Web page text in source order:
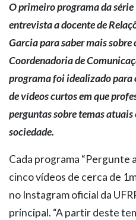
O primeiro programa da série
entrevista a docente de
Garcia para saber mais sobre
Coordenadoria de
programa foi idealizado para
de vídeos curtos em que
perguntas sobre temas atuais
sociedade.
Cada programa “Pergunte
cinco vídeos de cerca de
no Instagram oficial da
principal. “A partir deste